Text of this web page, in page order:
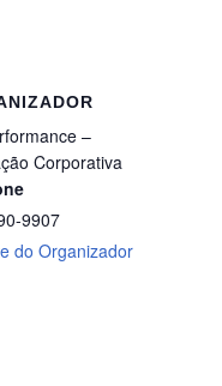
–
Corporativa
9907
do Organizador